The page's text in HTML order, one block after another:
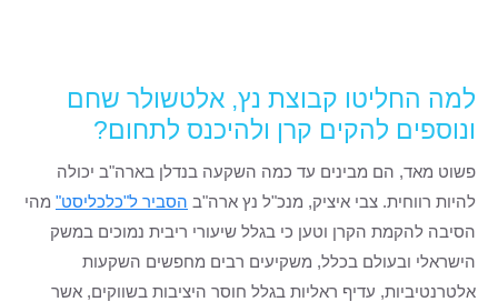
למה החליטו קבוצת נץ, אלטשולר שחם
ונוספים להקים קרן ולהיכנס לתחום?
פשוט מאד, הם מבינים עד כמה השקעה בנדלן בארה"ב יכולה
להיות רווחית. צבי איציק, מנכ"ל נץ ארה"ב הסביר ל"כלכליסט" מהי
הסיבה להקמת הקרן וטען כי בגלל שיעורי ריבית נמוכים במשק
הישראלי ובעולם בכלל, משקיעים רבים מחפשים השקעות
אלטרנטיביות, עדיף ראליות בגלל חוסר היציבות בשווקים, אשר